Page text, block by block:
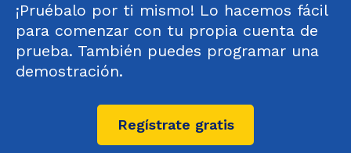
¡Pruébalo por ti mismo! Lo hacemos fácil
para comenzar con tu propia cuenta de
prueba. También puedes programar una
demostración.
Regístrate gratis